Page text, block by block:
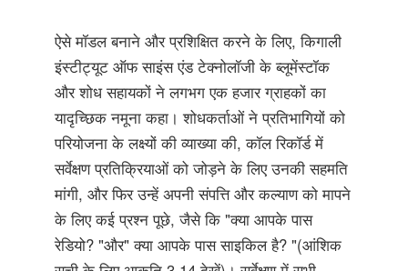
ऐसे मॉडल बनाने और प्रशिक्षित करने के लिए, किगाली
इंस्टीट्यूट ऑफ साइंस एंड टेक्नोलॉजी के ब्लूमेंस्टॉक
और शोध सहायकों ने लगभग एक हजार ग्राहकों का
यादृच्छिक नमूना कहा। शोधकर्ताओं ने प्रतिभागियों को
परियोजना के लक्ष्यों की व्याख्या की, कॉल रिकॉर्ड में
सर्वेक्षण प्रतिक्रियाओं को जोड़ने के लिए उनकी सहमति
मांगी, और फिर उन्हें अपनी संपत्ति और कल्याण को मापने
के लिए कई प्रश्न पूछे, जैसे कि "क्या आपके पास
रेडियो? "और" क्या आपके पास साइकिल है? "(आंशिक